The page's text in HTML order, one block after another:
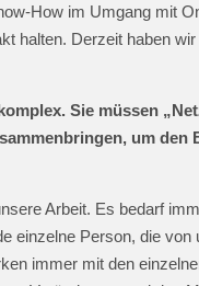
How im Umgang mit
halten. Derzeit haben
Sie müssen
um den
Arbeit. Es bedarf
einzelne Person, die
immer mit den